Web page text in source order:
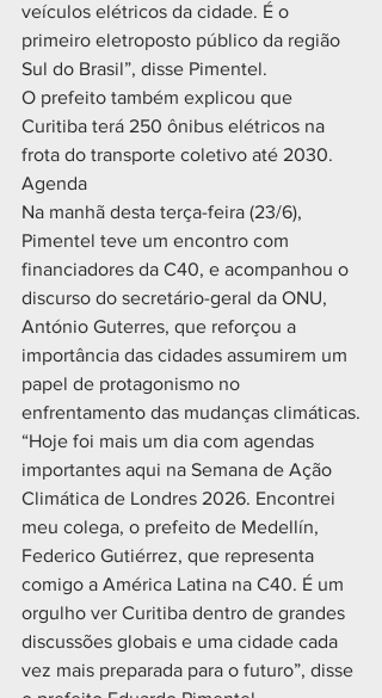
veículos elétricos da cidade. É o
primeiro eletroposto público da região
Sul do Brasil”, disse Pimentel.
O prefeito também explicou que
Curitiba terá 250 ônibus elétricos na
frota do transporte coletivo até 2030.
Agenda
Na manhã desta terça-feira (23/6),
Pimentel teve um encontro com
financiadores da C40, e acompanhou o
discurso do secretário-geral da ONU,
António Guterres, que reforçou a
importância das cidades assumirem um
papel de protagonismo no
enfrentamento das mudanças climáticas.
“Hoje foi mais um dia com agendas
importantes aqui na Semana de Ação
Climática de Londres 2026. Encontrei
meu colega, o prefeito de Medellín,
Federico Gutiérrez, que representa
comigo a América Latina na C40. É um
orgulho ver Curitiba dentro de grandes
discussões globais e uma cidade cada
vez mais preparada para o futuro”, disse